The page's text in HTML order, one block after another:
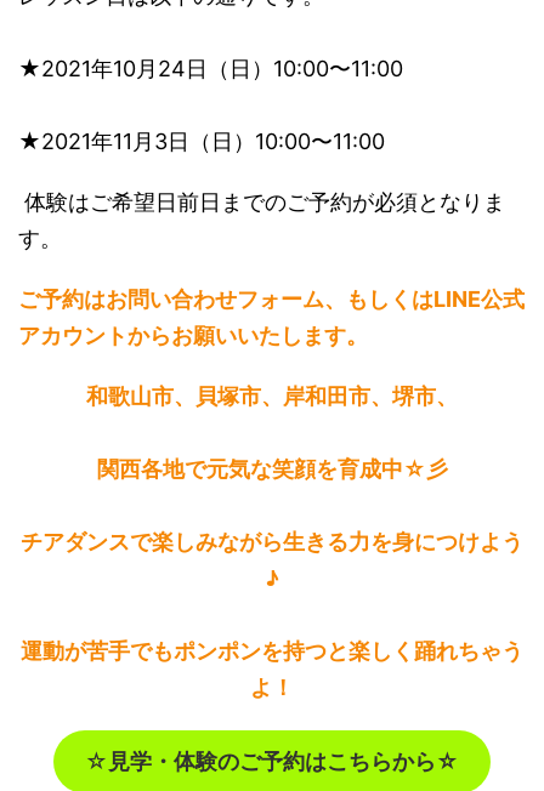
★2021年10月24日（日）10:00〜11:00
★2021年11月3日（日）10:00〜11:00
体験はご希望日前日までのご予約が必須となりま
す。
ご予約はお問い合わせフォーム、もしくはLINE公式
アカウントからお願いいたします。
和歌山市、貝塚市、岸和田市、堺市、
関西各地で元気な笑顔を育成中☆彡
チアダンスで楽しみながら生きる力を身につけよう
♪
運動が苦手でもポンポンを持つと楽しく踊れちゃう
よ！
☆ 見学・体験のご予約はこちらから☆